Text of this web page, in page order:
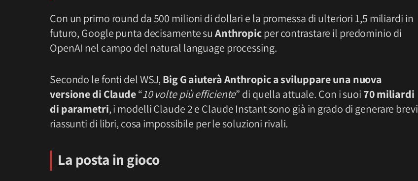
Con un primo round da 500 milioni di dollari e la promessa di ulteriori 1,5 miliardi in
futuro, Google punta decisamente suAnthropicper contrastare il predominio di
OpenAI nel campo del natural language processing.
Secondo le fonti del WSJ, Big G aiuterà Anthropic a sviluppare una nuova
versione di Claude“10 volte più efficiente” di quella attuale. Con i suoi 70 miliardi
di parametri, i modelli Claude 2 e Claude Instant sono già in grado di generare brevi
riassunti di libri, cosa impossibile per le soluzioni rivali.
La posta in gioco